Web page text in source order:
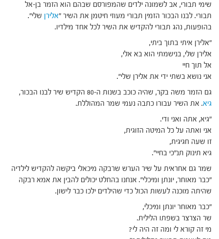
שימי תבורי, אב לשמונה ילדים שהמפורסם שבהם הוא הזמר בן-אל
תבורי. לבנו הבכור הזמין תבורי מעוזי חיטמן את השיר "אלירן שלי".
בהופעות, נהג תבורי להקדיש את השיר לכל אחד מילדיו.
"אלירן איתי בתוך ביתי,
אלירן שלי, בנישמתי הוא בא אלי,
אל תוך חיי
אני נושא בשתי ידי את אלירן שלי".
גם הזמר משה בקר, שהיה כוכב בשנות ה-80 הקדיש שיר לבנו הבכור,
גיא. את השיר עבורו כתבה נעמי שמר המהוללת.
"גיא, אתה ואני ודי.
אני ואתה על כל המיטה הזוגית,
זו שעה חגיגית,
גיא תינוק תנ"כי בחיי".
שמר גם אחראית על שיר הערש שרבקה מיכאלי ביקשה להקדיש לילדיה
"כבר מאוחר, יונתן ומיכלי". אנחנו בהחלט יכולים להבין את אמא רבקה
שהיתה מוכנה לעשות הכול כדי שהילדים ילכו כבר לישון.
"כבר מאוחר יונתן ומיכלי,
שר הצרצר בשפתו הלילית.
מי זה קורא לי ומה זה היה לי?